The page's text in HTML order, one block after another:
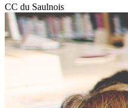
CC du Saulnois